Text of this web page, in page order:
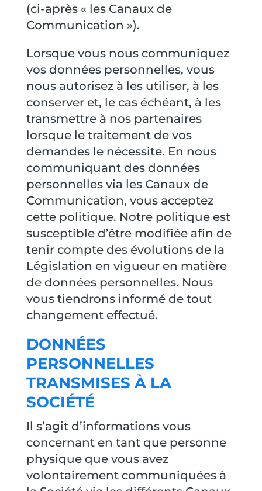
(ci-après « les Canaux de
Communication »).
Lorsque vous nous communiquez
vos données personnelles, vous
nous autorisez à les utiliser, à les
conserver et, le cas échéant, à les
transmettre à nos partenaires
lorsque le traitement de vos
demandes le nécessite. En nous
communiquant des données
personnelles via les Canaux de
Communication, vous acceptez
cette politique. Notre politique est
susceptible d’être modifiée afin de
tenir compte des évolutions de la
Législation en vigueur en matière
de données personnelles. Nous
vous tiendrons informé de tout
changement effectué.
DONNÉES
PERSONNELLES
TRANSMISES À LA
SOCIÉTÉ
Il s’agit d’informations vous
concernant en tant que personne
physique que vous avez
volontairement communiquées à